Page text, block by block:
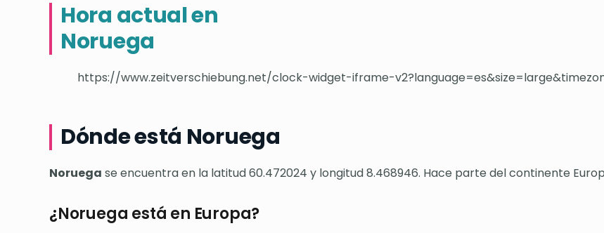
Hora actual en
Noruega
https://www.zeitverschiebung.net/clock-widget-iframe-
Dónde está Noruega
Noruega se encuentra en la latitud 60.472024 y longitud 8.468946. Hace parte del continente
¿Noruega está en Europa?